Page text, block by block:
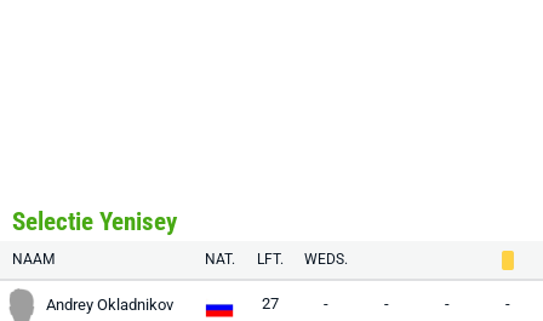
Selectie Yenisey
NAAM NAT. LFT. WEDS.
Andrey Okladnikov 27 - - - -